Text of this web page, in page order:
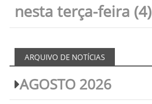
nesta terça-feira (4)
ARQUIVO DE NOTÍCIAS
AGOSTO 2026